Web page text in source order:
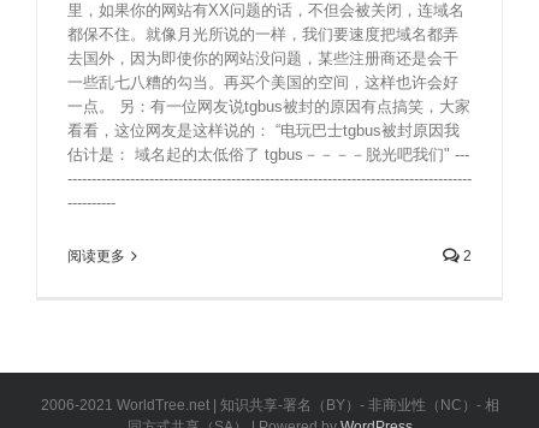
里，如果你的网站有XX问题的话，不但会被关闭，连域名
都保不住。就像月光所说的一样，我们要速度把域名都弄
去国外，因为即使你的网站没问题，某些注册商还是会干
一些乱七八糟的勾当。再买个美国的空间，这样也许会好
一点。 另：有一位网友说tgbus被封的原因有点搞笑，大家
看看，这位网友是这样说的： “电玩巴士tgbus被封原因我
估计是： 域名起的太低俗了 tgbus－－－－脱光吧我们" ---
------------------------------------------------------------------------------------
----------
阅读更多 2
2006-2021 WorldTree.net | 知识共享-署名（BY）- 非商业性（NC）- 相